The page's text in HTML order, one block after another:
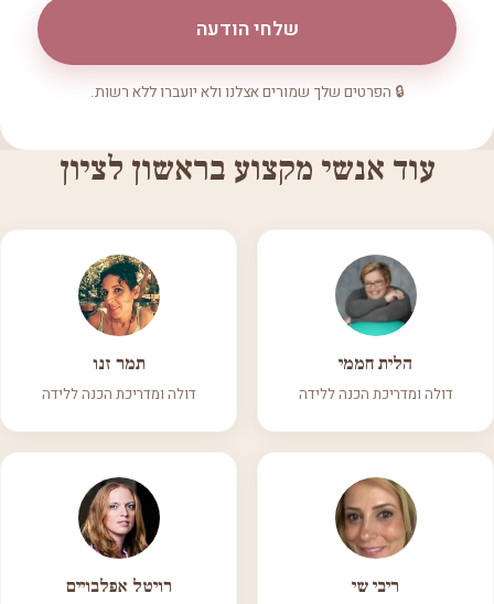
שלחי הודעה
🔒 הפרטים שלך שמורים אצלנו ולא יועברו ללא רשות.
עוד אנשי מקצוע בראשון לציון
הלית חממי
דולה ומדריכת הכנה ללידה
תמר זנו
דולה ומדריכת הכנה ללידה
ריבי שי
רויטל אפלבויים